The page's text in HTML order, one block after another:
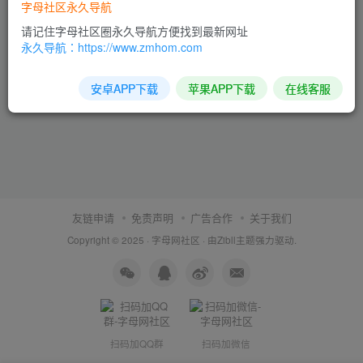
友链申请 免责声明 广告合作 关于我们
Copyright © 2025 · 字母网社区 · 由Zibll主题强力驱动.
扫码加QQ群 扫码加微信
字母社区永久导航
请记住字母社区圈永久导航方便找到最新网址
永久导航：https://www.zmhom.com
安卓APP下载 苹果APP下载 在线客服